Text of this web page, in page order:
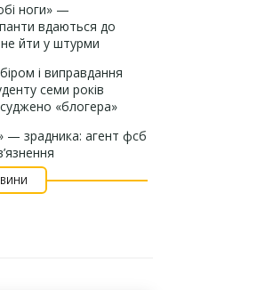
ноги» —
вдаються до
йти у штурми
і виправдання
семи років
«блогера»
— зрадника: агент фсб